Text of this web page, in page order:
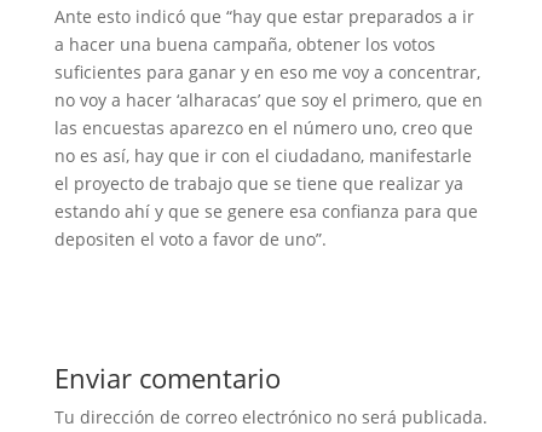
Ante esto indicó que “hay que estar preparados a ir
a hacer una buena campaña, obtener los votos
suficientes para ganar y en eso me voy a concentrar,
no voy a hacer ‘alharacas’ que soy el primero, que en
las encuestas aparezco en el número uno, creo que
no es así, hay que ir con el ciudadano, manifestarle
el proyecto de trabajo que se tiene que realizar ya
estando ahí y que se genere esa confianza para que
depositen el voto a favor de uno”.
Enviar comentario
Tu dirección de correo electrónico no será publicada.